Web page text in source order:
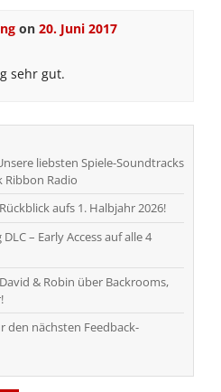
on 20. Juni 2017
sehr gut.
liebsten Spiele-Soundtracks
Ribbon Radio
aufs 1. Halbjahr 2026!
– Early Access auf alle 4
& Robin über Backrooms,
den nächsten Feedback-